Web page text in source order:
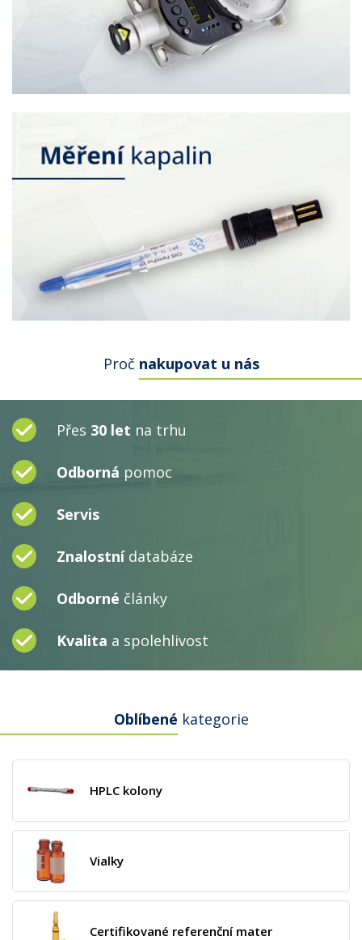
Proč nakupovat u nás
Přes 30 let na trhu
Odborná pomoc
Servis
Znalostnídatabáze
Odborné články
Kvalita a spolehlivost
Oblíbené kategorie
HPLC kolony
Vialky
Certifikované referenční mater